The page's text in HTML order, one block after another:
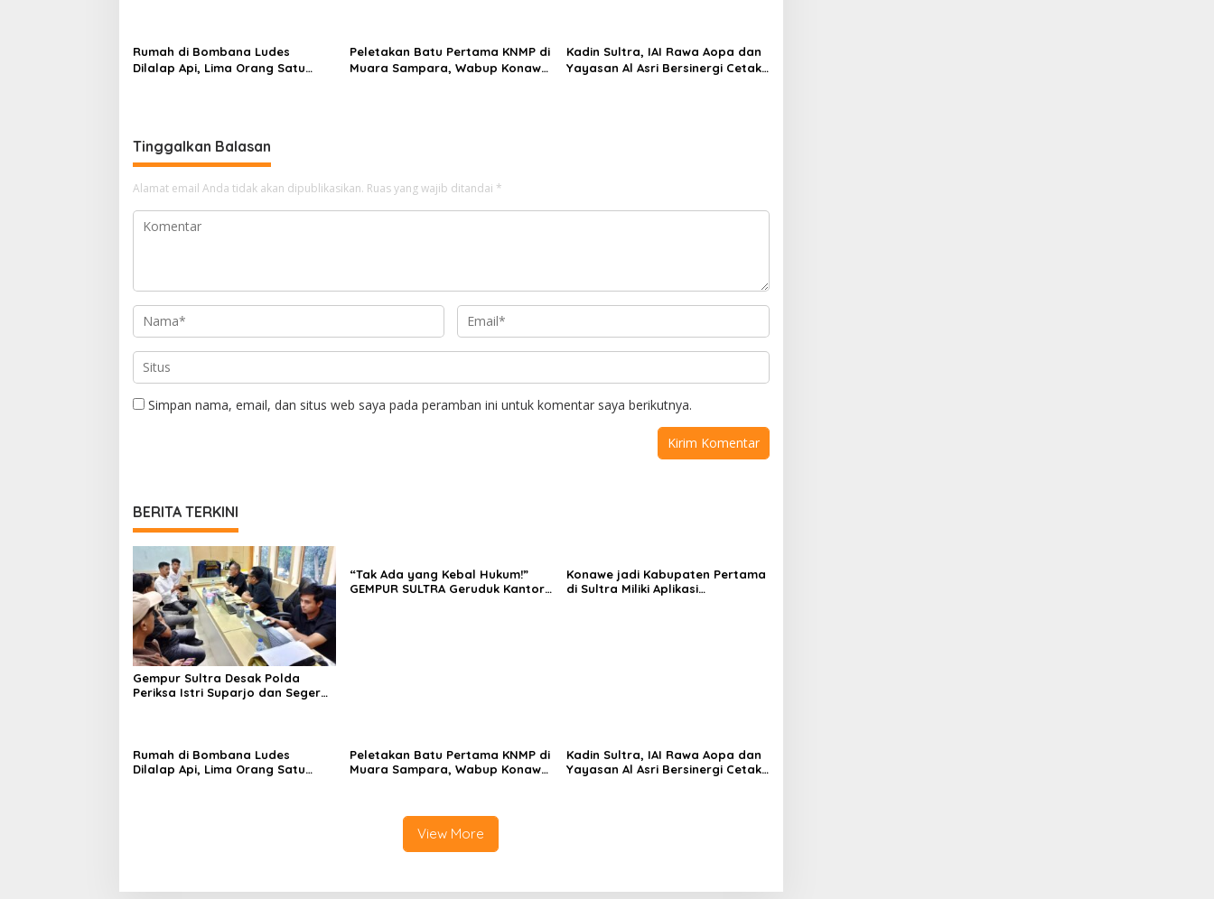
Rumah di Bombana Ludes
Dilalap Api, Lima Orang Satu
Peletakan Batu Pertama KNMP di
Muara Sampara, Wabup Konawe
Kadin Sultra, IAI Rawa Aopa dan
Yayasan Al Asri Bersinergi Cetak
Tinggalkan Balasan
Alamat email Anda tidak akan dipublikasikan. Ruas yang wajib ditandai *
Simpan nama, email, dan situs web saya pada peramban ini untuk komentar saya berikutnya.
BERITA TERKINI
Gempur Sultra Desak Polda
Periksa Istri Suparjo dan Segera
“Tak Ada yang Kebal Hukum!”
GEMPUR SULTRA Geruduk Kantor
Konawe jadi Kabupaten Pertama
di Sultra Miliki Aplikasi
Rumah di Bombana Ludes
Dilalap Api, Lima Orang Satu
Peletakan Batu Pertama KNMP di
Muara Sampara, Wabup Konawe
Kadin Sultra, IAI Rawa Aopa dan
Yayasan Al Asri Bersinergi Cetak
View More